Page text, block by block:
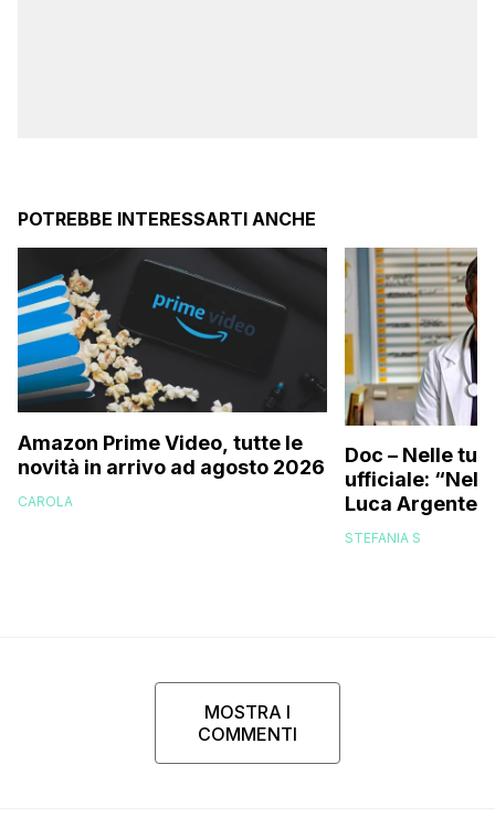
POTREBBE INTERESSARTI ANCHE
Amazon Prime Video, tutte le
novità in arrivo ad agosto 2026
CAROLA
Doc – Nelle
ufficiale:
Luca
STEFANIA S
MOSTRA I
COMMENTI